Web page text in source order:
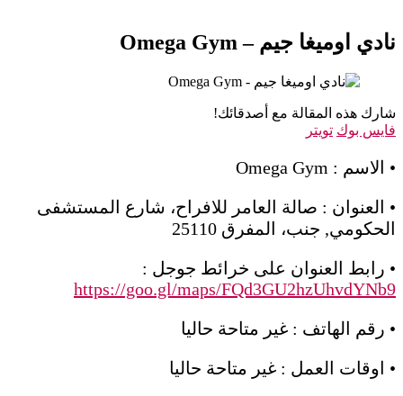
نادي اوميغا جيم – Omega Gym
شارك هذه المقالة مع أصدقائك!
فايس بوك تويتر
• الاسم : Omega Gym
• العنوان : صالة العامر للافراح، شارع المستشفى
الحكومي, جنب، المفرق 25110
• رابط العنوان على خرائط جوجل :
https://goo.gl/maps/FQd3GU2hzUhvdYNb9
• رقم الهاتف : غير متاحة حاليا
• اوقات العمل : غير متاحة حاليا